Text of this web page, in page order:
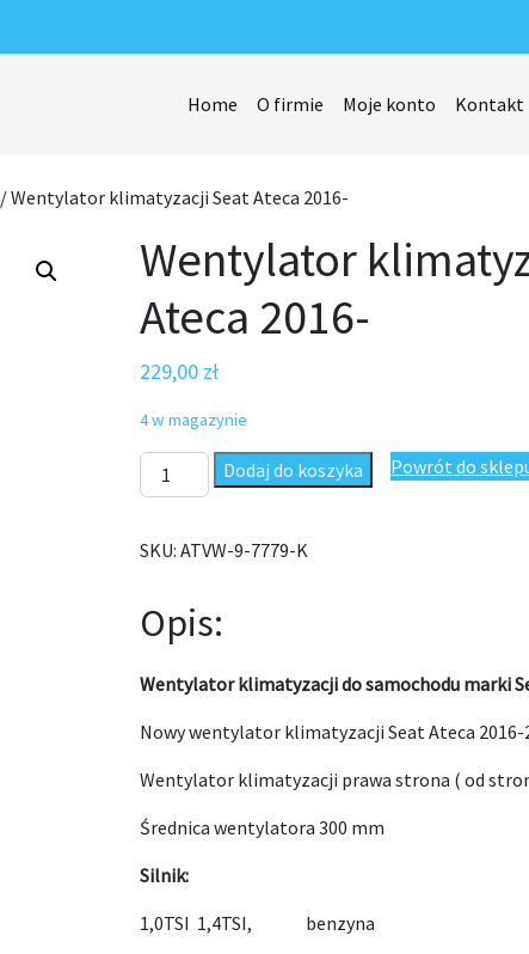
Home O firmie Moje konto Kontakt
/ Wentylator klimatyzacji Seat Ateca 2016-
Wentylator
Ateca 2016-
229,00 zł
4 w magazynie
ilość Wentylator klimatyzacji Seat Ateca 2016-
Dodaj do koszyka Powrót do
SKU:ATVW-9-7779-K
Opis:
Wentylator klimatyzacji do samochodu marki
Nowy wentylator klimatyzacji Seat Ateca 2016-
Wentylator klimatyzacji prawa strona ( od
Średnica wentylatora 300 mm
Silnik:
1,0TSI 1,4TSI, benzyna